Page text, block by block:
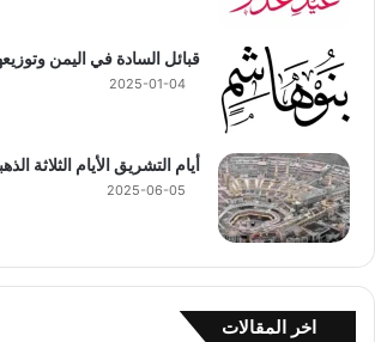
قبائل السادة في اليمن
2025-01-04
أيام التشريق الأيام الثلاثة
2025-06-05
اخر المقالات